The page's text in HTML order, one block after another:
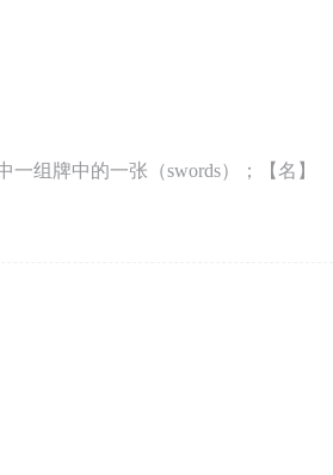
组牌中的一张（swords）；【名】